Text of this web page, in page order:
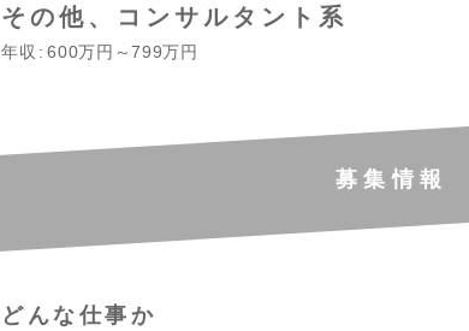
その他、コンサルタント系
年収 600万円～799万円
募集情報
どんな仕事か